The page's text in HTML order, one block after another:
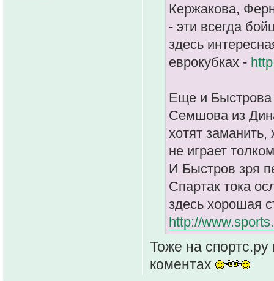
Кержакова,
- эти всегда
здесь
еврокубках -
Еще и
Семшова из
хотят заманить,
не играет
И Быстров зря
Спартак тока
здесь хорошая
http://
Тоже на спортс.ру
коментах